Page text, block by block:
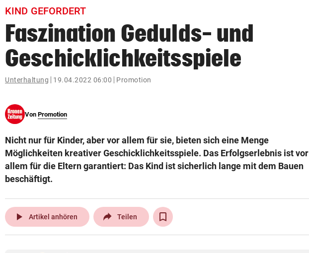
bookmark
search
Suchbegriff
eingeben
© Krone Multimedia GmbH & Co KG 2026
KIND GEFORDERT
Faszination Gedulds- und
Geschicklichkeitsspiele
Unterhaltung 19.04.2022 06:00 Promotion
Von Promotion
Nicht nur für Kinder, aber vor allem für sie, bieten sich eine Menge
Möglichkeiten kreativer Geschicklichkeitsspiele. Das Erfolgserlebnis ist vor
allem für die Eltern garantiert: Das Kind ist sicherlich lange mit dem Bauen
beschäftigt.
play_arrow Artikel anhören Teilen